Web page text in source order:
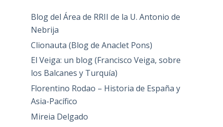
Blog del Área de RRII de la U. Antonio de
Nebrija
Clionauta (Blog de Anaclet Pons)
El Veiga: un blog (Francisco Veiga, sobre
los Balcanes y Turquía)
Florentino Rodao – Historia de España y
Asia-Pacífico
Mireia Delgado